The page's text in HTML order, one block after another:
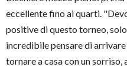
eccellente fino ai quarti.
positive di questo torneo,
incredibile pensare di
tornare a casa con un sorriso,